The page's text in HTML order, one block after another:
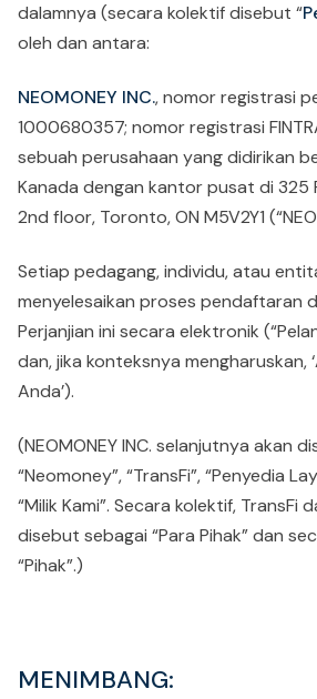
dalamnya (secara kolektif disebut “
oleh dan antara:
NEOMONEY INC., nomor registrasi
1000680357; nomor registrasi
sebuah perusahaan yang didirikan
Kanada dengan kantor pusat di
2nd floor, Toronto, ON M5V2Y1
Setiap pedagang, individu, atau
menyelesaikan proses pendaftaran
Perjanjian ini secara elektronik
dan, jika konteksnya mengharuskan,
Anda’).
(NEOMONEY INC. selanjutnya akan
“Neomoney”, “TransFi”, “Penyedia
“Milik Kami”. Secara kolektif, TransFi
disebut sebagai “Para Pihak” dan
“Pihak”.)
MENIMBANG: